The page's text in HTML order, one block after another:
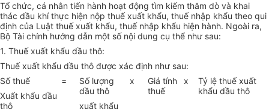
Tổ chức, cá nhân tiến hành hoạt động tìm kiếm thăm dò và khai
thác dầu khí thực hiện nộp thuế xuất khẩu, thuế nhập khẩu theo qui
định của Luật thuế xuất khẩu, thuế nhập khẩu hiện hành. Ngoài ra,
Bộ Tài chính hướng dẫn một số nội dung cụ thể như sau:
1. Thuế xuất khẩu dầu thô:
Thuế xuất khẩu dầu thô được xác định như sau:
Số thuế
Xuất khẩu dầu
thô
=
Số lượng
dầu thô
xuất khẩu
x
Giá tính
thuế
x
Tỷ lệ thuế xuất
khẩu dầu thô